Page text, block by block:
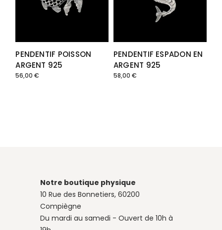
PENDENTIF POISSON
ARGENT 925
56,00€
PENDENTIF ESPADON EN
ARGENT 925
58,00 €
Notre boutique physique
10 Rue des Bonnetiers, 60200
Compiègne
Du mardi au samedi - Ouvert de 10h à